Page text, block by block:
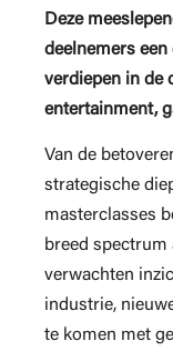
Deze
deelnemers
verdiepen in de
entertainment,
Van de
strategische
masterclasses
breed spectrum
verwachten
industrie,
te komen met